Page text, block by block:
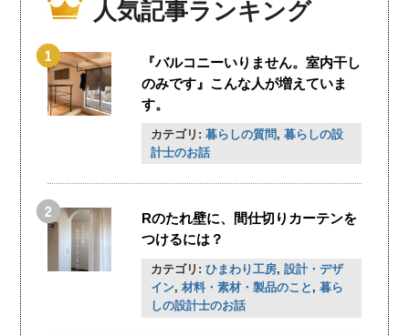
人気記事ランキング
『バルコニーいりません。室内干し
のみです』こんな人が増えていま
す。
カテゴリ: 暮らしの質問, 暮らしの設
計士のお話
Rのたれ壁に、間仕切りカーテンを
つけるには？
カテゴリ: ひまわり工房, 設計・デザ
イン, 材料・素材・製品のこと , 暮ら
しの設計士のお話